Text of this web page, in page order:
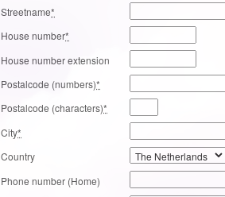
Streetname*
House number*
House number extension
Postalcode (numbers)*
Postalcode (characters)*
City*
Country
Phone number (Home)